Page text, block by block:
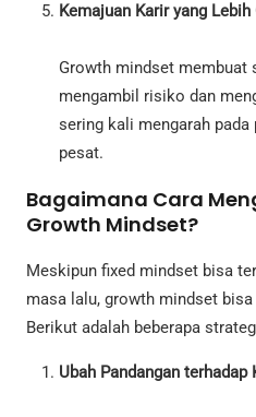
Kemajuan Karir yang Lebih
Growth mindset membuat
mengambil risiko dan
sering kali mengarah
pesat.
Bagaimana Cara
Growth Mindset?
Meskipun fixed mindset bisa
masa lalu, growth mindset
Berikut adalah beberapa
Ubah Pandangan terhadap